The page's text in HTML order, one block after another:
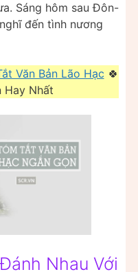
Sáng hôm sau Đôn-
đến tình nương
Văn Bản Lão Hạc 🍀
Hay Nhất
Nhau Với